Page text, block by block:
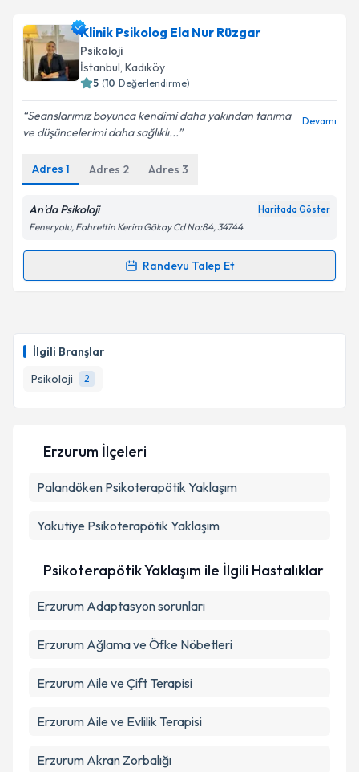
İlgili Branşlar
Psikoloji
2
Klinik Psikolog Ela Nur Rüzgar
Psikoloji
İstanbul, Kadıköy
5 (10 Değerlendirme)
Seanslarımız boyunca kendimi daha yakından tanıma
ve düşüncelerimi daha sağlıklı...
Devamı
Adres 1 Adres 2 Adres 3
An'da Psikoloji Haritada Göster
Feneryolu, Fahrettin Kerim Gökay Cd No:84, 34744
Randevu Talep Et
Randevu Takvimi Talebi
için bir takvim hazırlandığında e-posta ile
bilgilendireceğiz.
E-posta Adresiniz
Kişisel verilerimin işlenmesine ilişkin
kapsamda işlenmesini kabul ediyorum.
Takvim Talebini Gönder
Erzurum İlçeleri
Palandöken Psikoterapötik Yaklaşım
Yakutiye Psikoterapötik Yaklaşım
Psikoterapötik Yaklaşım ile İlgili Hastalıklar
Erzurum Adaptasyon sorunları
Erzurum Ağlama ve Öfke Nöbetleri
Erzurum Aile ve Çift Terapisi
Erzurum Aile ve Evlilik Terapisi
Erzurum Akran Zorbalığı